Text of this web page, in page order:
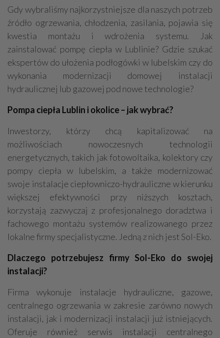
Gdy wybraliśmy najkorzystniejsze dla naszych potrzeb
źródło ogrzewania, chłodzenia, zasilania, pojawia się
kwestia montażu i wdrożenia systemu. Jak
zainstalować pompę ciepła w Lublinie? Gdzie szukać
ekspertów do ułożenia podłogówki w lubelskim czy do
wykonania modernizacji domowej instalacji
hydraulicznej lub gazowej pod nowe technologie?
Pompa ciepła Lublin i okolice – jak wybrać?
Inwestorzy, którzy chcą kapitalizować na
możliwościach nowoczesnych technologii
energetycznych, takich jak fotowoltaika, kolektory czy
pompy ciepła w lubelskim, a także modernizować
swoje instalacje ciepłowniczo-hydrauliczne w kierunku
większej efektywności przy niższych kosztach,
korzystają zazwyczaj z profesjonalnego doradztwa i
fachowego montażu systemów realizowanego przez
lokalne firmy specjalistyczne. Jedną z nich jest Sol-Eko.
Dlaczego potrzebujesz firmy Sol-Eko do swojej
instalacji?
Firma wykonuje instalacje hydrauliczne, gazowe,
centralnego ogrzewania w zakresie zarówno nowych
instalacji, jak i modernizacji instalacji już istniejących.
Oferuje również serwis instalacji centralnego